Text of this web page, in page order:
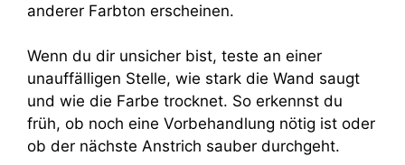
anderer Farbton erscheinen.
Wenn du dir unsicher bist, teste an einer
unauffälligen Stelle, wie stark die Wand saugt
und wie die Farbe trocknet. So erkennst du
früh, ob noch eine Vorbehandlung nötig ist oder
ob der nächste Anstrich sauber durchgeht.